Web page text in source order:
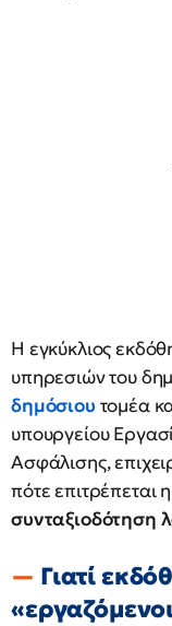
Η εγκύκλιος
υπηρεσιών του
δημόσιου τομέα
υπουργείου
Ασφάλισης,
πότε επιτρέπεται η
συνταξιοδότηση
Γιατί